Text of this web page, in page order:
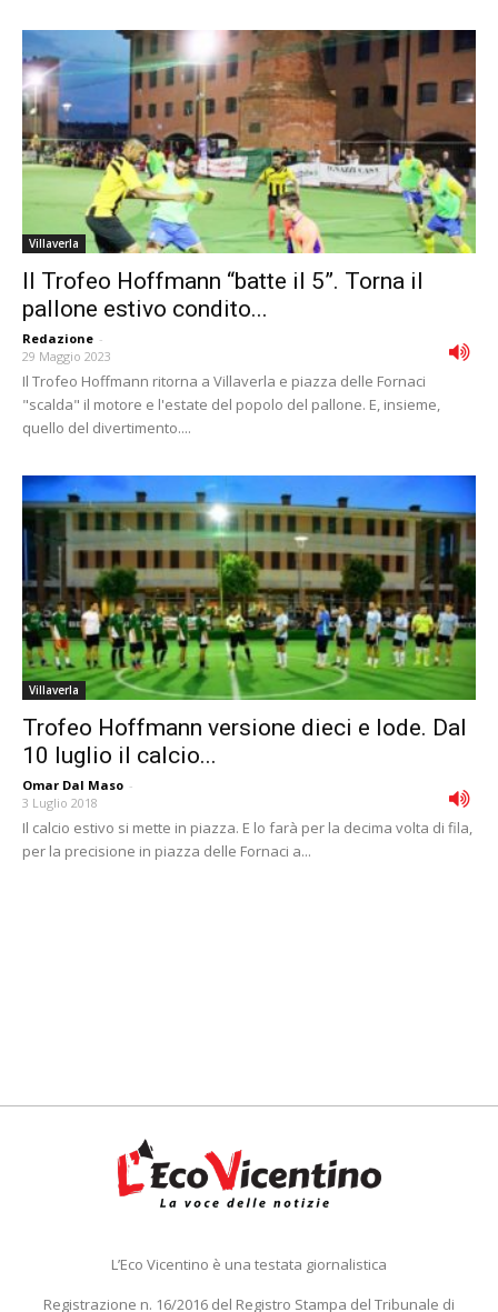
Villaverla
Il Trofeo Hoffmann “batte il 5”. Torna il
pallone estivo condito...
Redazione -
29 Maggio 2023
Il Trofeo Hoffmann ritorna a Villaverla e piazza delle Fornaci
"scalda" il motore e l'estate del popolo del pallone. E, insieme,
quello del divertimento....
Villaverla
Trofeo Hoffmann versione dieci e lode. Dal
10 luglio il calcio...
Omar Dal Maso -
3 Luglio 2018
Il calcio estivo si mette in piazza. E lo farà per la decima volta di fila,
per la precisione in piazza delle Fornaci a...
L’Eco Vicentino è una testata giornalistica
Registrazione n. 16/2016 del Registro Stampa del Tribunale di